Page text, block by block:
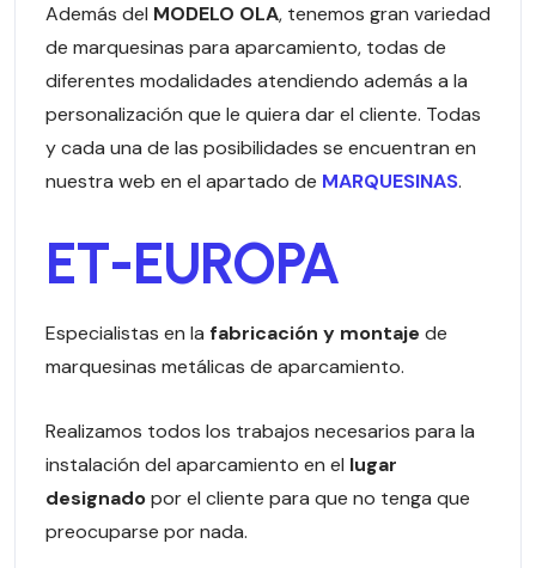
Además del MODELO OLA, tenemos gran variedad
de marquesinas para aparcamiento, todas de
diferentes modalidades atendiendo además a la
personalización que le quiera dar el cliente. Todas
y cada una de las posibilidades se encuentran en
nuestra web en el apartado de MARQUESINAS.
ET-EUROPA
Especialistas en la fabricación y montaje de
marquesinas metálicas de aparcamiento.
Realizamos todos los trabajos necesarios para la
instalación del aparcamiento en el lugar
designadopor el cliente para que no tenga que
preocuparse por nada.